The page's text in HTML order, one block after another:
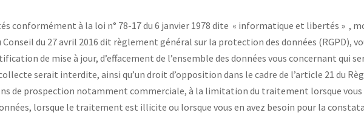
conformément à la loi n° 78-17 du 6 janvier 1978 dite « informatique et libertés » ,
du 27 avril 2016 dit règlement général sur la protection des données (RGPD),
de mise à jour, d’effacement de l’ensemble des données vous concernant qui
serait interdite, ainsi qu’un droit d’opposition dans le cadre de l’article 21 du
de prospection notamment commerciale, à la limitation du traitement lorsque vous
lorsque le traitement est illicite ou lorsque vous en avez besoin pour la